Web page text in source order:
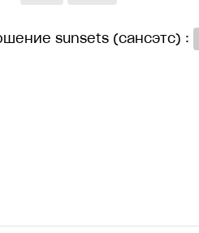
sunsets (сансэтс) :